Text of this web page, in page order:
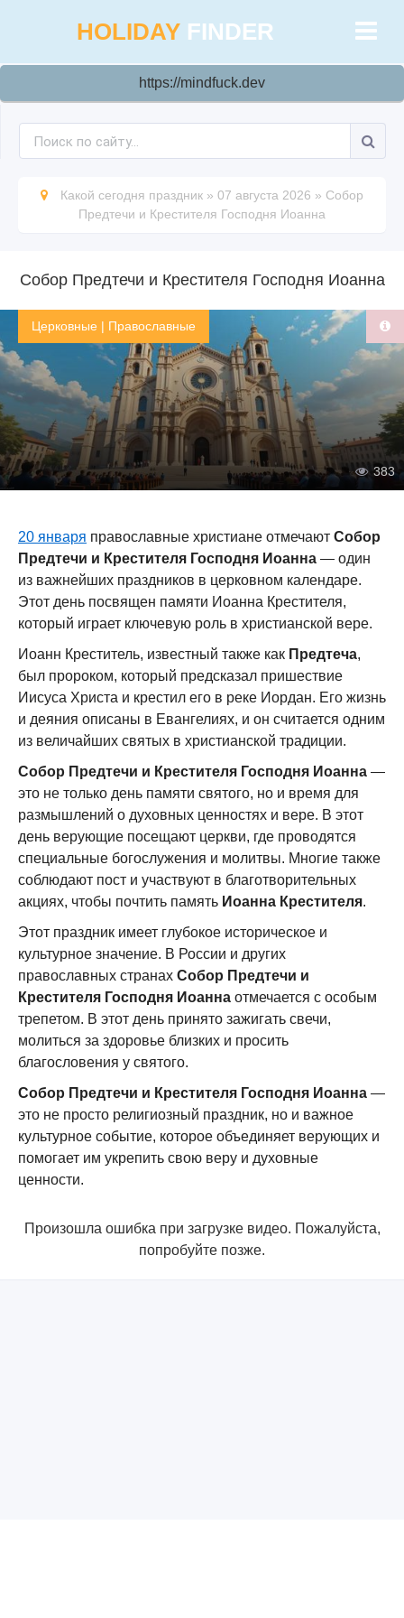
HOLIDAY FINDER
https://mindfuck.dev
Какой сегодня праздник » 07 августа 2026 » Собор
Предтечи и Крестителя Господня Иоанна
Собор Предтечи и Крестителя Господня Иоанна
Церковные | Православные
383
20 января православные христиане отмечают Собор
Предтечи и Крестителя Господня Иоанна — один
из важнейших праздников в церковном календаре.
Этот день посвящен памяти Иоанна Крестителя,
который играет ключевую роль в христианской вере.
Иоанн Креститель, известный также как Предтеча,
был пророком, который предсказал пришествие
Иисуса Христа и крестил его в реке Иордан. Его жизнь
и деяния описаны в Евангелиях, и он считается одним
из величайших святых в христианской традиции.
Собор Предтечи и Крестителя Господня Иоанна —
это не только день памяти святого, но и время для
размышлений о духовных ценностях и вере. В этот
день верующие посещают церкви, где проводятся
специальные богослужения и молитвы. Многие также
соблюдают пост и участвуют в благотворительных
акциях, чтобы почтить память Иоанна Крестителя.
Этот праздник имеет глубокое историческое и
культурное значение. В России и других
православных странах Собор Предтечи и
Крестителя Господня Иоанна отмечается с особым
трепетом. В этот день принято зажигать свечи,
молиться за здоровье близких и просить
благословения у святого.
Собор Предтечи и Крестителя Господня Иоанна —
это не просто религиозный праздник, но и важное
культурное событие, которое объединяет верующих и
помогает им укрепить свою веру и духовные
ценности.
Произошла ошибка при загрузке видео. Пожалуйста,
попробуйте позже.